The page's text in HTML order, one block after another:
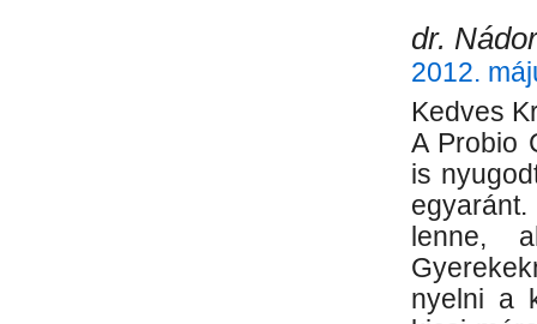
dr.
2012.
Kedves
A Probio
is
lenne,
nyelni a